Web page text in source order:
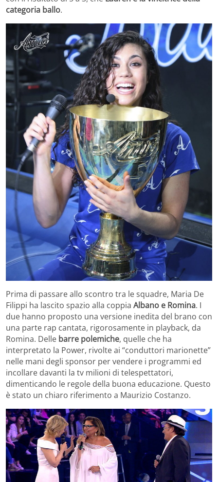
categoria ballo.
Prima di passare allo scontro tra le squadre, Maria De
Filippi ha lascito spazio alla coppia Albano e Romina. I
due hanno proposto una versione inedita del brano con
una parte rap cantata, rigorosamente in playback, da
Romina. Delle barre polemiche, quelle che ha
interpretato la Power, rivolte ai “conduttori marionette”
nelle mani degli sponsor per vendere i programmi ed
incollare davanti la tv milioni di telespettatori,
dimenticando le regole della buona educazione. Questo
è stato un chiaro riferimento a Maurizio Costanzo.